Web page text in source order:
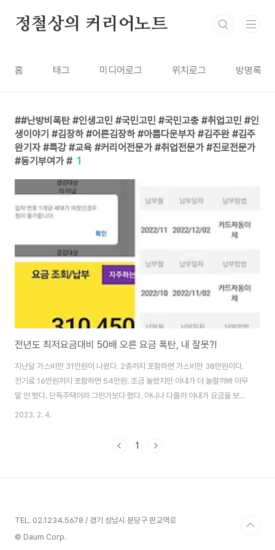
정철상의 커리어노트
홈 태그 미디어로그 위치로그 방명록
#난방비폭탄 #인생고민 #국민고민 #국민고충 #취업고민 #인
생이야기 #김장하 #어른김장하 #아름다운부자 #김주완 #김주
완기자 #특강 #교육 #커리어전문가 #취업전문가 #진로전문가
#동기부여가 # 1
전년도 최저요금대비 50배 오른 요금 폭탄, 내 잘못?!
지난달 가스비만 31만원이 나왔다. 2층까지 포함하면 가스비만 38만원이다.
전기료 16만원까지 포함하면 54만원. 조금 놀랐지만 아내가 더 놀랄까봐 아무
말 안 했다. 단독주택이라 그런가보다 했다. 아니나 다를까 아내가 요금을 보더
니 난방비 아끼지 않고 너무 많이 썼다며 한탄했다. 이래저래 아껴 쓴다고 썼는
기저기 요금폭탄 맞았다는 기사들이 넘쳤다. 지난달에 비해 150%가 넘었다는
2023. 2. 4.
1
TEL. 02.1234.5678 / 경기 성남시 분당구 판교역로
© Daum Corp.